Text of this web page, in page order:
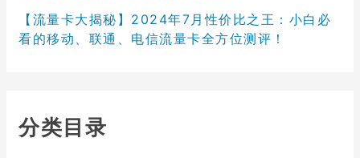
【流量卡大揭秘】2024年7月性价比之王：小白必
看的移动、联通、电信流量卡全方位测评！
分类目录